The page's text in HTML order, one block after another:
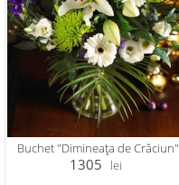
Buchet "Dimineața de Crăciun"
1305 lei